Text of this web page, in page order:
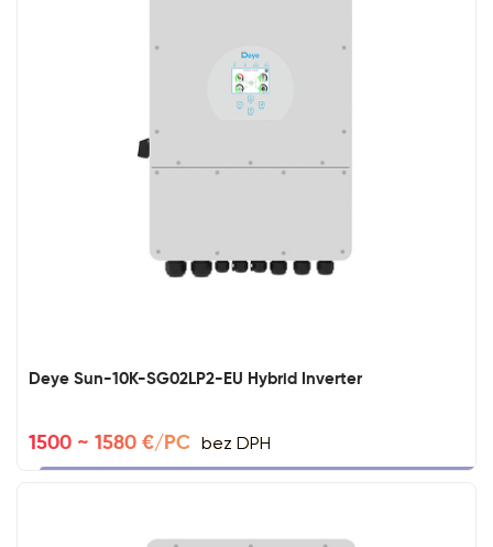
Deye Sun-10K-SG02LP2-EU Hybrid Inverter
1500 ~ 1580 €/PC bez DPH